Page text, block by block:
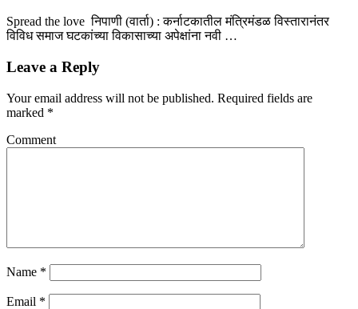
Spread the love निपाणी (वार्ता) : कर्नाटकातील मंत्रिमंडळ विस्तारानंतर
विविध समाज घटकांच्या विकासाच्या अपेक्षांना नवी …
Leave a Reply
Your email address will not be published. Required fields are
marked *
Comment
Name *
Email *